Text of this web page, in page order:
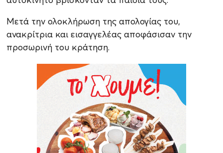
Μετά την ολοκλήρωση της απολογίας του,
ανακρίτρια και εισαγγελέας αποφάσισαν την
προσωρινή του κράτηση.